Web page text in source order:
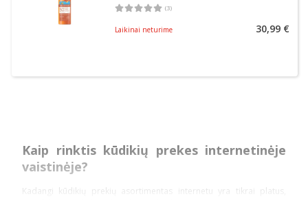
SPF 50+, 200 ml
(3)
Vidutinis įvertinimas 5.00
Laikinai neturime 30,99 €
Kaip rinktis kūdikių prekes internetinėje
vaistinėje?
Kadangi kūdikių prekių asortimentas internetu yra tikrai platus,